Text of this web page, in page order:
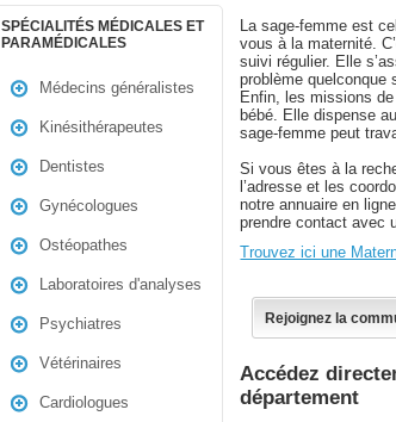
SPÉCIALITÉS MÉDICALES ET
PARAMÉDICALES
Médecins généralistes
Kinésithérapeutes
Dentistes
Gynécologues
Ostéopathes
Laboratoires d'analyses
Psychiatres
Vétérinaires
Cardiologues
La sage-femme est
vous à la maternité.
suivi régulier. Elle
problème quelconque
Enfin, les missions
bébé. Elle dispense
sage-femme peut
Si vous êtes à la
l’adresse et les
notre annuaire en
prendre contact avec
Trouvez ici une
Rejoignez la
Accédez
département